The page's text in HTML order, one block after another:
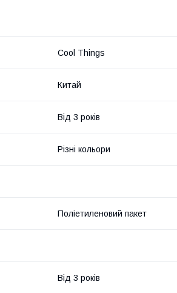
Cool Things
Китай
Від 3 років
Різні кольори
Поліетиленовий пакет
Від 3 років